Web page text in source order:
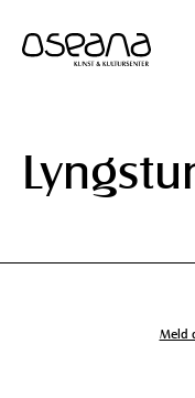
innhold
navigasjon
Meld